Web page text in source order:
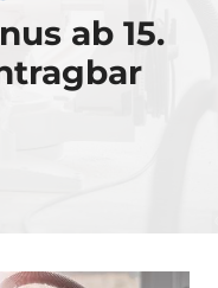
ab 15.